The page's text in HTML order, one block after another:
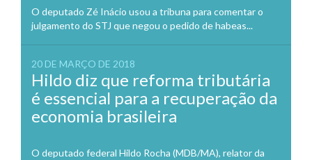
O deputado Zé Inácio usou a tribuna para comentar o
julgamento do STJ que negou o pedido de habeas...
20 DE MARÇO DE 2018
Hildo diz que reforma tributária
é essencial para a recuperação da
economia brasileira
O deputado federal Hildo Rocha (MDB/MA), relator da